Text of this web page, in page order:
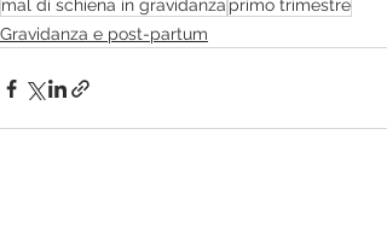
mal di schiena in gravidanza primo trimestre
Gravidanza e post-partum